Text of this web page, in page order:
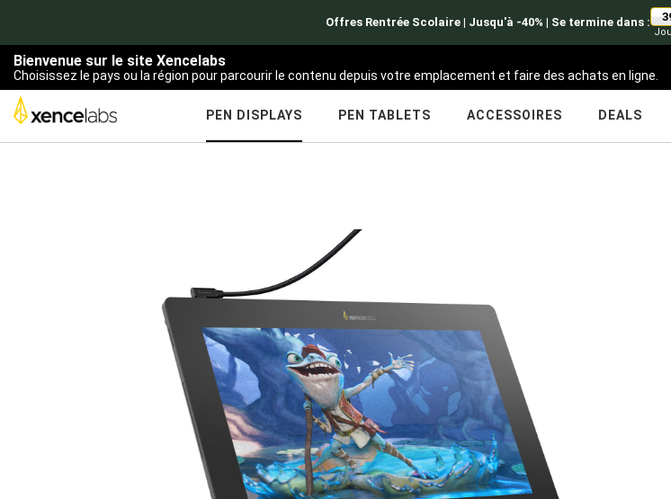
Offres Rentrée Scolaire | Jusqu'à -40% | Se termine dans :
Bienvenue sur le site Xencelabs
Choisissez le pays ou la région pour parcourir le contenu depuis votre emplacement et faire des achats en ligne.
PEN DISPLAYS PEN TABLETS ACCESSOIRES DEALS